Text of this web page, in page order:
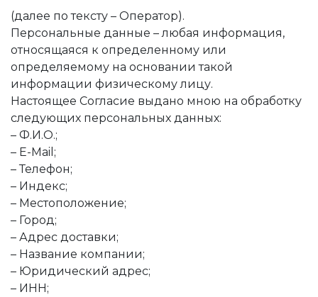
(далее по тексту – Оператор).
Персональные данные – любая информация,
относящаяся к определенному или
определяемому на основании такой
информации физическому лицу.
Настоящее Согласие выдано мною на обработку
следующих персональных данных:
– Ф.И.О.;
– E-Mail;
– Телефон;
– Индекс;
– Местоположение;
– Город;
– Адрес доставки;
– Название компании;
– Юридический адрес;
– ИНН;